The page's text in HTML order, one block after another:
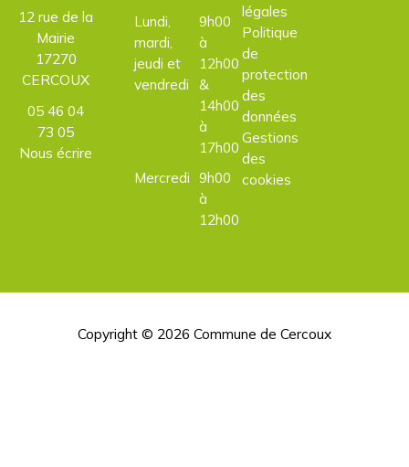
12 rue de la
Mairie
17270
CERCOUX
05 46 04
73 05
Nous écrire
Lundi,
mardi,
jeudi et
vendredi
9h00
à
12h00
&
14h00
à
17h00
Mercredi 9h00
à
12h00
légales
Politique
de
protection
des
données
Gestions
des
cookies
Copyright © 2026 Commune de Cercoux